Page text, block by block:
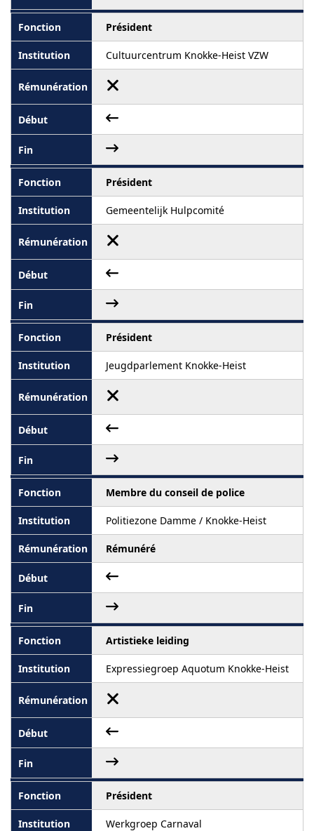
Président
Cultuurcentrum Knokke-Heist VZW
Président
Gemeentelijk Hulpcomité
Président
Jeugdparlement Knokke-Heist
Membre du conseil de police
Politiezone Damme / Knokke-Heist
Rémunéré
Artistieke leiding
Expressiegroep Aquotum Knokke-Heist
Président
Werkgroep Carnaval